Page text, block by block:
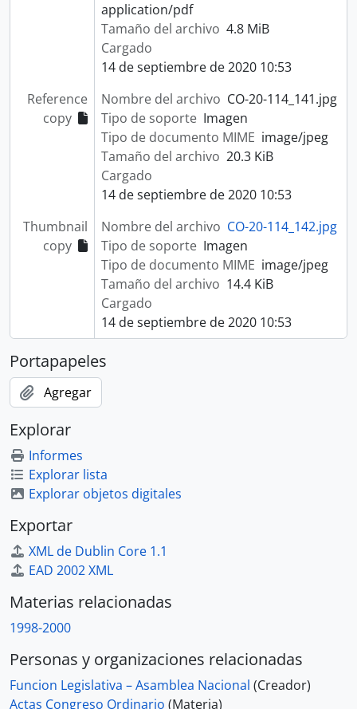
application/pdf
Tamaño del archivo 4.8 MiB
Cargado
14 de septiembre de 2020 10:53
Reference
copy
Nombre del archivo CO-20-114_141.jpg
Tipo de soporte Imagen
Tipo de documento MIME image/jpeg
Tamaño del archivo 20.3 KiB
Cargado
14 de septiembre de 2020 10:53
Thumbnail
copy
Nombre del archivo CO-20-114_142.jpg
Tipo de soporte Imagen
Tipo de documento MIME image/jpeg
Tamaño del archivo 14.4 KiB
Cargado
14 de septiembre de 2020 10:53
Portapapeles
Agregar
Explorar
Informes
Explorar lista
Explorar objetos digitales
Exportar
XML de Dublin Core 1.1
EAD 2002 XML
Materias relacionadas
1998-2000
Personas y organizaciones relacionadas
Funcion Legislativa – Asamblea Nacional (Creador)
Actas Congreso Ordinario (Materia)